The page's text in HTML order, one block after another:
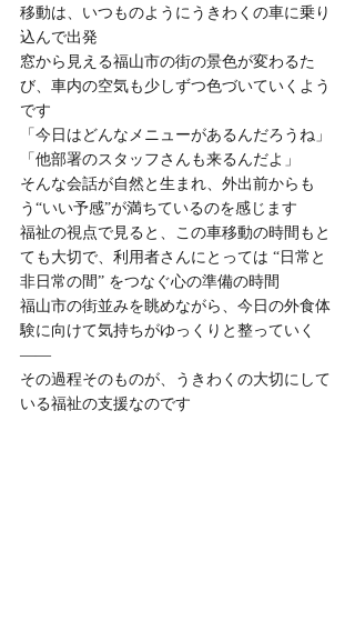
移動は、いつものようにうきわくの車に乗り
込んで出発
窓から見える福山市の街の景色が変わるた
び、車内の空気も少しずつ色づいていくよう
です
「今日はどんなメニューがあるんだろうね」
「他部署のスタッフさんも来るんだよ」
そんな会話が自然と生まれ、外出前からも
う“いい予感”が満ちているのを感じます
福祉の視点で見ると、この車移動の時間もと
ても大切で、利用者さんにとっては “日常と
非日常の間” をつなぐ心の準備の時間
福山市の街並みを眺めながら、今日の外食体
験に向けて気持ちがゆっくりと整っていく
――
その過程そのものが、うきわくの大切にして
いる福祉の支援なのです